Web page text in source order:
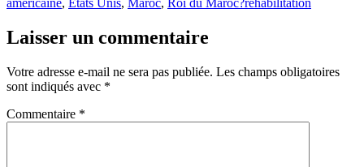
Laisser un commentaire
Votre adresse e-mail ne sera pas publiée. Les champs obligatoires
sont indiqués avec *
Commentaire *